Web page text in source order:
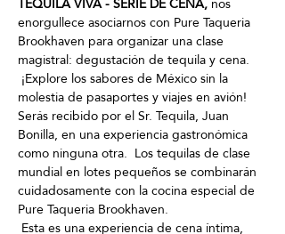
enorgullece asociarnos con Pure Taqueria
Brookhaven para organizar una clase
magistral: degustación de tequila y cena.
molestia de pasaportes y viajes en avión!
Serás recibido por el Sr. Tequila, Juan
Bonilla, en una experiencia gastronómica
como ninguna otra.  Los tequilas de clase
mundial en lotes pequeños se combinarán
cuidadosamente con la cocina especial de
Pure Taqueria Brookhaven.